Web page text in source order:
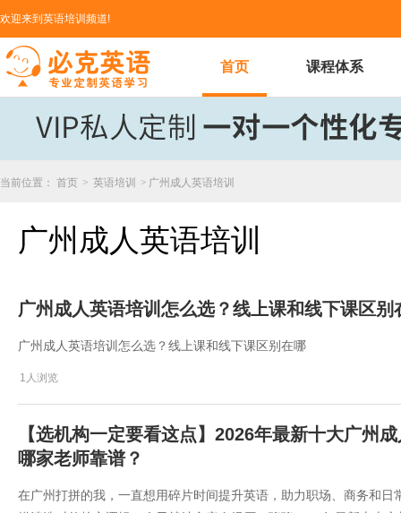
欢迎来到英语培训频道!
首页 课程体系
当前位置： 首页 > 英语培训 > 广州成人英语培训
广州成人英语培训
广州成人英语培训怎么选？线上课和线下课区别
广州成人英语培训怎么选？线上课和线下课区别在哪
1人浏览
【选机构一定要看这点】2026年最新十大广州
哪家老师靠谱？
在广州打拼的我，一直想用碎片时间提升英语，助力职场、商务和